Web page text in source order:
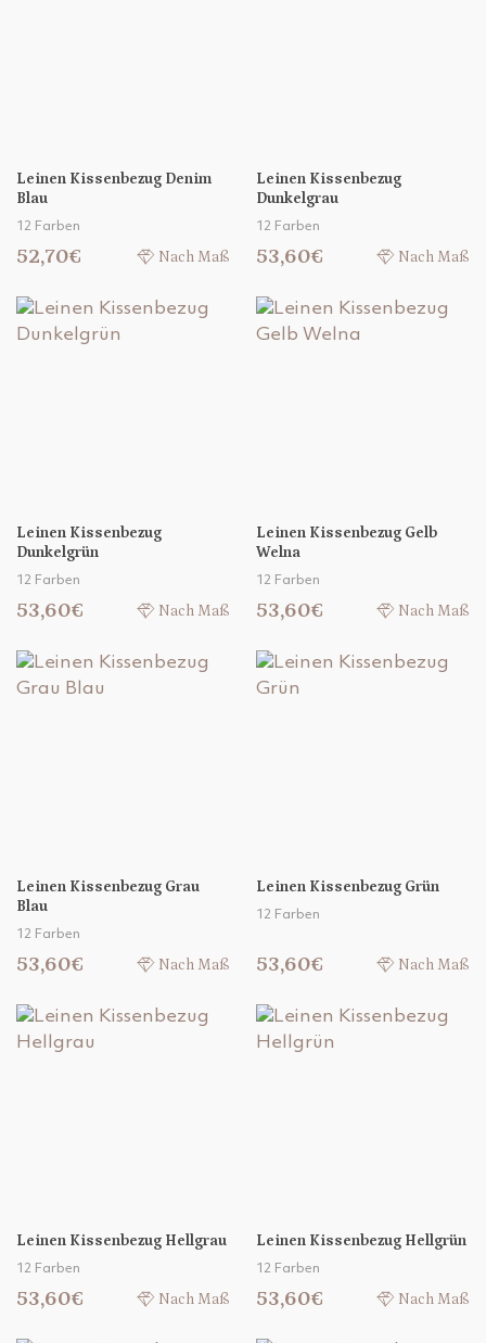
Leinen Kissenbezug Denim
Blau
12 Farben
52,70€ Nach Maß
Leinen Kissenbezug
Dunkelgrau
12 Farben
53,60€ Nach Maß
Leinen Kissenbezug
Dunkelgrün
12 Farben
53,60€ Nach Maß
Leinen Kissenbezug Gelb
Welna
12 Farben
53,60€ Nach Maß
Leinen Kissenbezug Grau
Blau
12 Farben
53,60€ Nach Maß
Leinen Kissenbezug Grün
12 Farben
53,60€ Nach Maß
Leinen Kissenbezug Hellgrau
12 Farben
53,60€ Nach Maß
Leinen Kissenbezug Hellgrün
12 Farben
53,60€ Nach Maß